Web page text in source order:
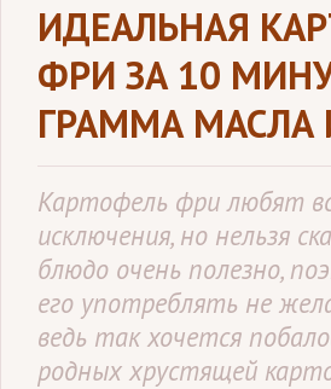
ИДЕАЛЬНАЯ
ФРИ ЗА 10
ГРАММА МАСЛА
Картофель фри любят
исключения, но нельзя
блюдо очень полезно,
его употреблять не
ведь так хочется
родных хрустящей